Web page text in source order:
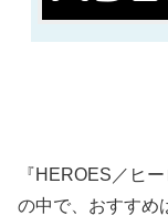
『HEROES／ヒ
の中で、おすすめ